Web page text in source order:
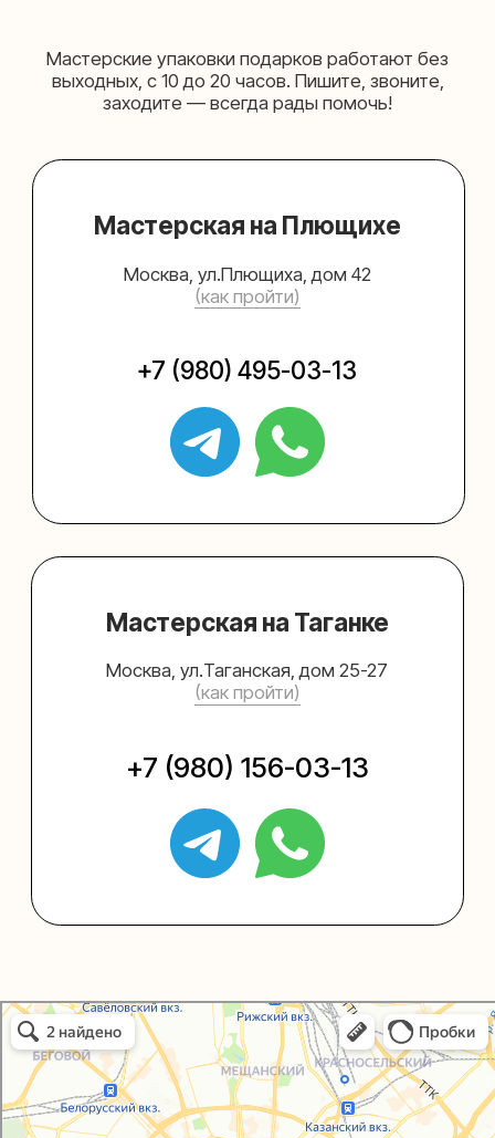
Упаковали Онлайн в Москве
Москва
Согласие на обработку персональных данных
Политика конфиденциальности
© 2021-2025, ООО "УПАКОВАЛИ ОНЛАЙН"
Сайт разработалаbogac hevas
help@upakovali.online
Sospeso wrap
О нас
Каталог
В личный кабинет